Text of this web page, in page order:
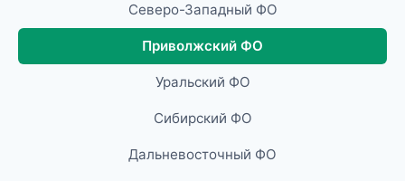
Северо-Западный ФО
Приволжский ФО
Уральский ФО
Сибирский ФО
Дальневосточный ФО